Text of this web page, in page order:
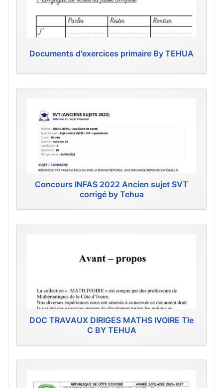
Documents d'exercices primaire By TEHUA
Concours INFAS 2022 Ancien sujet SVT
corrigé by Tehua
DOC TRAVAUX DIRIGES MATHS IVOIRE Tle
C BY TEHUA